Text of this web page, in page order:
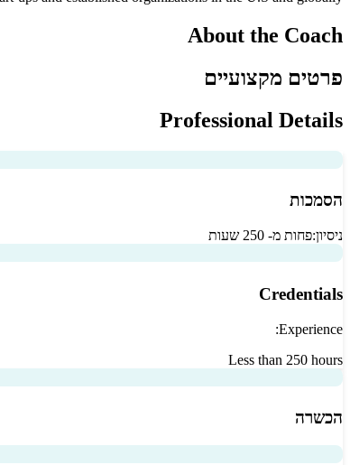
About the Coach
פרטים מקצועיים
Professional Details
הסמכות
ניסיון:פחות מ- 250 שעות
Credentials
Experience:
Less than 250 hours
הכשרה